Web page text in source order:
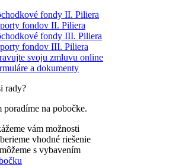
fondy II. Piliera
fondov II. Piliera
fondy III. Piliera
fondov III. Piliera
svoju zmluvu online
a dokumenty
rady?
poradíme na pobočke.
vám možnosti
vhodné riešenie
s vybavením